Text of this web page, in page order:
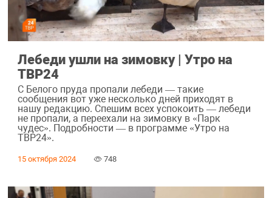
Лебеди ушли на зимовку | Утро на
ТВР24
С Белого пруда пропали лебеди — такие
сообщения вот уже несколько дней приходят в
нашу редакцию. Спешим всех успокоить — лебеди
не пропали, а переехали на зимовку в «Парк
чудес». Подробности — в программе «Утро на
ТВР24».
15 октября 2024 748